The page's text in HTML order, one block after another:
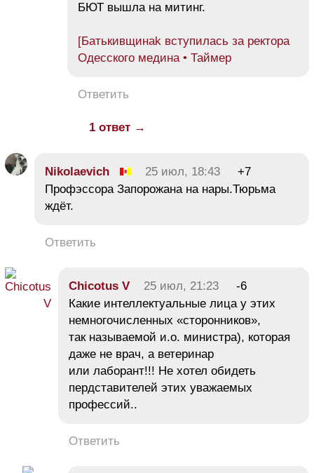
БЮТ вышла на митинг.
[Батькивщинаk вступилась за ректора
Одесского медина • Таймер
Ответить
1 ответ →
Nikolaevich 25 июл, 18:43
+7
Профэссора Запорожана на нары.Тюрьма
ждёт.
Ответить
Chicotus V 25 июл, 21:23
-6
Какие интеллектуальные лица у этих
немногочисленных «сторонников»,
так называемой и.о. министра), которая
даже не врач, а ветеринар
или лаборант!!! Не хотел обидеть
пердставителей этих уважаемых
профессий..
Ответить